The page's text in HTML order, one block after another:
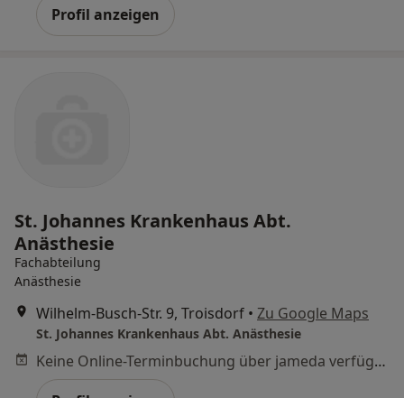
Profil anzeigen
St. Johannes Krankenhaus Abt.
Anästhesie
Fachabteilung
Anästhesie
Wilhelm-Busch-Str. 9, Troisdorf • Zu Google Maps
St. Johannes Krankenhaus Abt. Anästhesie
Keine Online-Terminbuchung über jameda verfügbar